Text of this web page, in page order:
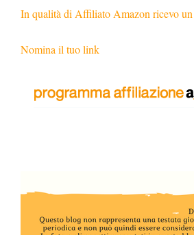
In qualità di Affiliato Amazon ricevo
Nomina il tuo link